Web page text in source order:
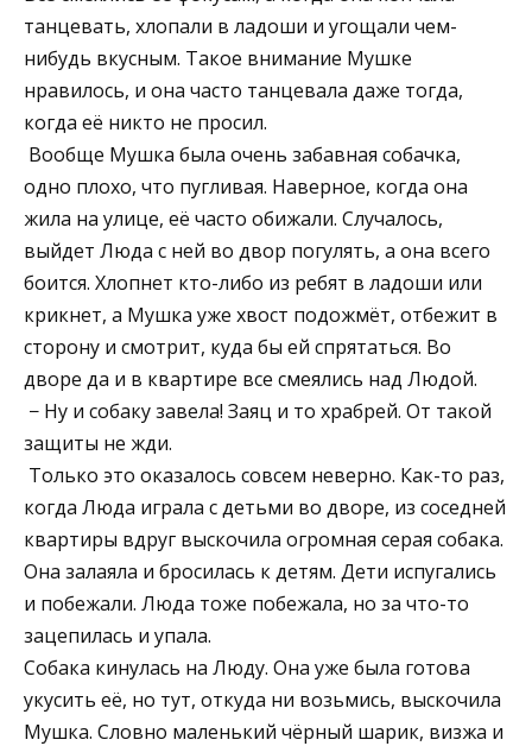
танцевать, хлопали в ладоши и угощали чем-
нибудь вкусным. Такое внимание Мушке
нравилось, и она часто танцевала даже тогда,
когда её никто не просил.
Вообще Мушка была очень забавная собачка,
одно плохо, что пугливая. Наверное, когда она
жила на улице, её часто обижали. Случалось,
выйдет Люда с ней во двор погулять, а она всего
боится. Хлопнет кто-либо из ребят в ладоши или
крикнет, а Мушка уже хвост подожмёт, отбежит в
сторону и смотрит, куда бы ей спрятаться. Во
дворе да и в квартире все смеялись над Людой.
− Ну и собаку завела! Заяц и то храбрей. От такой
защиты не жди.
Только это оказалось совсем неверно. Как-то раз,
когда Люда играла с детьми во дворе, из соседней
квартиры вдруг выскочила огромная серая собака.
Она залаяла и бросилась к детям. Дети испугались
и побежали. Люда тоже побежала, но за что-то
зацепилась и упала.
Собака кинулась на Люду. Она уже была готова
укусить её, но тут, откуда ни возьмись, выскочила
Мушка. Словно маленький чёрный шарик, визжа и